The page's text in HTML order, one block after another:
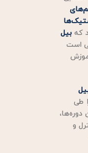
که بیل
است
طی
و